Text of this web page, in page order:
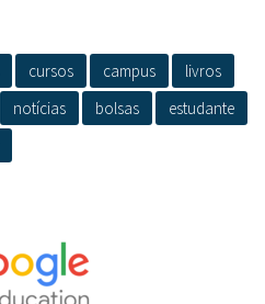
cursos campus
livros
notícias bolsas
estudante